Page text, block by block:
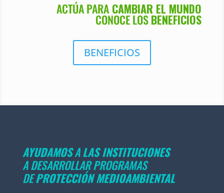
ACTÚA PARA CAMBIAR EL MUNDO
CONOCE LOSBENEFICIOS
BENEFICIOS
AYUDAMOSALAS INSTITUCIONES
A DESARROLLAR PROGRAMAS
DEPROTECCIÓN MEDIOAMBIENTAL